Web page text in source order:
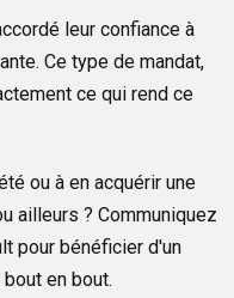
leur confiance à
Ce type de mandat,
ce qui rend ce
ou à en acquérir une
ailleurs ? Communiquez
pour bénéficier d'un
en bout.